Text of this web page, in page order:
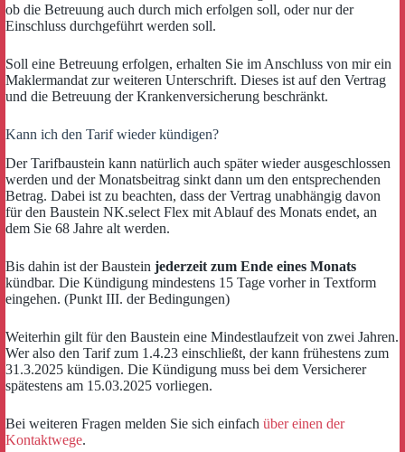
ob die Betreuung auch durch mich erfolgen soll, oder nur der
Einschluss durchgeführt werden soll.
Soll eine Betreuung erfolgen, erhalten Sie im Anschluss von mir ein
Maklermandat zur weiteren Unterschrift. Dieses ist auf den Vertrag
und die Betreuung der Krankenversicherung beschränkt.
Kann ich den Tarif wieder kündigen?
Der Tarifbaustein kann natürlich auch später wieder ausgeschlossen
werden und der Monatsbeitrag sinkt dann um den entsprechenden
Betrag. Dabei ist zu beachten, dass der Vertrag unabhängig davon
für den Baustein NK.select Flex mit Ablauf des Monats endet, an
dem Sie 68 Jahre alt werden.
Bis dahin ist der Baustein jederzeit zum Ende eines Monats
kündbar. Die Kündigung mindestens 15 Tage vorher in Textform
eingehen. (Punkt III. der Bedingungen)
Weiterhin gilt für den Baustein eine Mindestlaufzeit von zwei Jahren.
Wer also den Tarif zum 1.4.23 einschließt, der kann frühestens zum
31.3.2025 kündigen. Die Kündigung muss bei dem Versicherer
spätestens am 15.03.2025 vorliegen.
Bei weiteren Fragen melden Sie sich einfach über einen der
Kontaktwege.